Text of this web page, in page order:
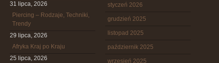
31 lipca, 2026
Piercing – Rodzaje, Techniki,
Trendy
29 lipca, 2026
Afryka Kraj po Kraju
25 lipca, 2026
styczeń 2026
grudzień 2025
listopad 2025
październik 2025
wrzesień 2025